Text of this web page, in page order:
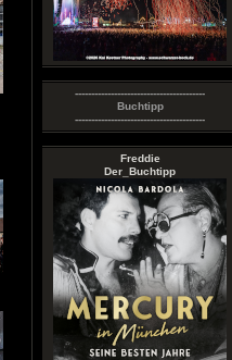
----------------------------------------
Buchtipp
----------------------------------------
Freddie
Der_Buchtipp